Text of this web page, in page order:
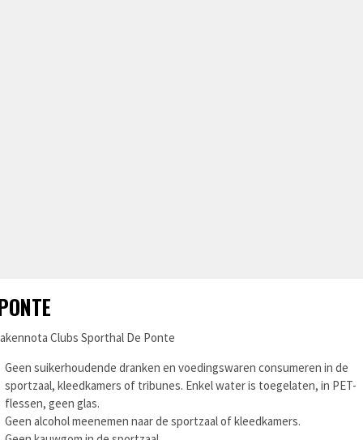
Clubs Sporthal De Ponte
Geen suikerhoudende dranken en voedingswaren consumeren in de
sportzaal, kleedkamers of tribunes. Enkel water is toegelaten, in PET-
flessen, geen glas.
Geen alcohol meenemen naar de sportzaal of kleedkamers.